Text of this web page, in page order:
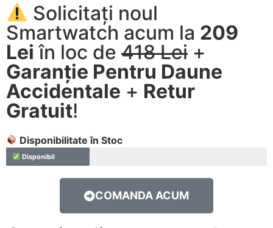
Solicitați noul
Smartwatch acum la 209
Lei în loc de 418 Lei +
Garanție Pentru Daune
Accidentale + Retur
Gratuit!
Disponibilitate în Stoc
Disponibil
COMANDA ACUM